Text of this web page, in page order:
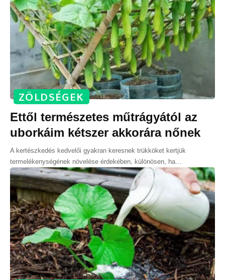
ZÖLDSÉGEK
Ettől természetes műtrágyától az
uborkáim kétszer akkorára nőnek
A kertészkedés kedvelői gyakran keresnek trükköket kertjük
termelékenységének növelése érdekében, különösen, ha